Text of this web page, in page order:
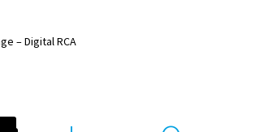
– Digital RCA